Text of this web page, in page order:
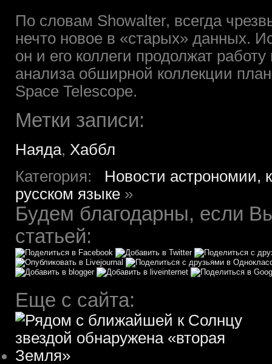
По словам Showalter, всегда
нечто новое в «старых» данных.
он и его коллеги продолжат
анализа обширной коллекции
Space Telescope.
Метки записи:
Наяда, Хаббл
Категория: Новости астрономии,
русском языке »
Будем благодарны, если
статьей:
Еще с сайта: